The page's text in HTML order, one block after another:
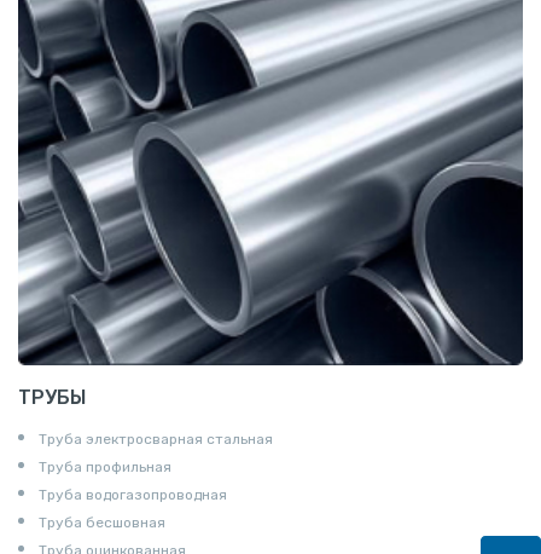
Шестигранник
Полособульб
Полукруг
Шпунт Ларсена
ТРУБЫ
Труба электросварная стальная
Труба профильная
Труба водогазопроводная
Труба бесшовная
Труба оцинкованная